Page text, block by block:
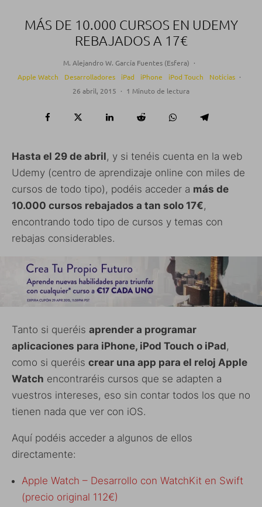
MÁS DE 10.000 CURSOS EN UDEMY
REBAJADOS A 17€
M. Alejandro W. García Fuentes (Esfera) ·
Apple Watch
Desarrolladores iPad iPhone iPod Touch Noticias ·
26 abril, 2015 · 1 Minuto de lectura
Hasta el 29 de abril, y si tenéis cuenta en la web
Udemy (centro de aprendizaje online con miles de
cursos de todo tipo), podéis acceder a más de
10.000 cursos rebajados a tan solo 17€,
encontrando todo tipo de cursos y temas con
rebajas considerables.
Tanto si queréis aprender a programar
aplicaciones para iPhone, iPod Touch o iPad,
como si queréis crear una app para el reloj Apple
Watch encontraréis cursos que se adapten a
vuestros intereses, eso sin contar todos los que no
tienen nada que ver con iOS.
Aquí podéis acceder a algunos de ellos
directamente:
Apple Watch – Desarrollo con WatchKit en Swift
(precio original 112€)